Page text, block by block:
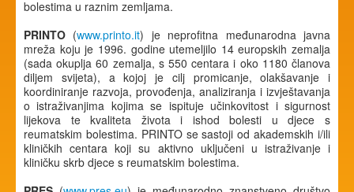
bolestima u raznim zemljama.
PRINTO (www.printo.it) je neprofitna međunarodna javna
mreža koju je 1996. godine utemeljilo 14 europskih zemalja
(sada okuplja 60 zemalja, s 550 centara i oko 1180 članova
diljem svijeta), a kojoj je cilj promicanje, olakšavanje i
koordiniranje razvoja, provođenja, analiziranja i izvještavanja
o istraživanjima kojima se ispituje učinkovitost i sigurnost
lijekova te kvaliteta života i ishod bolesti u djece s
reumatskim bolestima. PRINTO se sastoji od akademskih i/ili
kliničkih centara koji su aktivno uključeni u istraživanje i
kliničku skrb djece s reumatskim bolestima.